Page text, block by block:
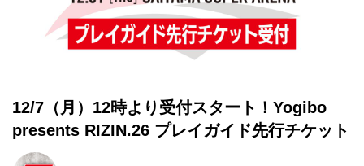
12/7（月）12時より受付スタート！Yogibo
presents RIZIN.26 プレイガイド先行チケット